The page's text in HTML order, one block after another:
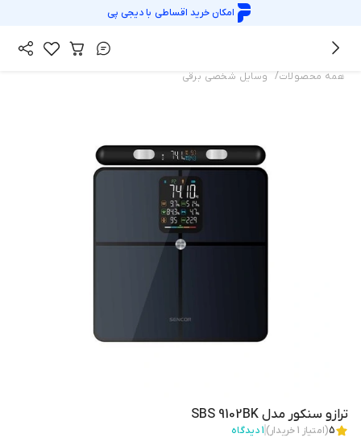
امکان خرید اقساطی بادیجی پی
همه محصولات/ وسایل شخصی برقی
ترازو سنکور مدل SBS 9102BK
5(امتیاز 1خریدار) 1دیدگاه